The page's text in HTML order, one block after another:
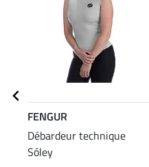
FENGUR
Débardeur technique
Sóley